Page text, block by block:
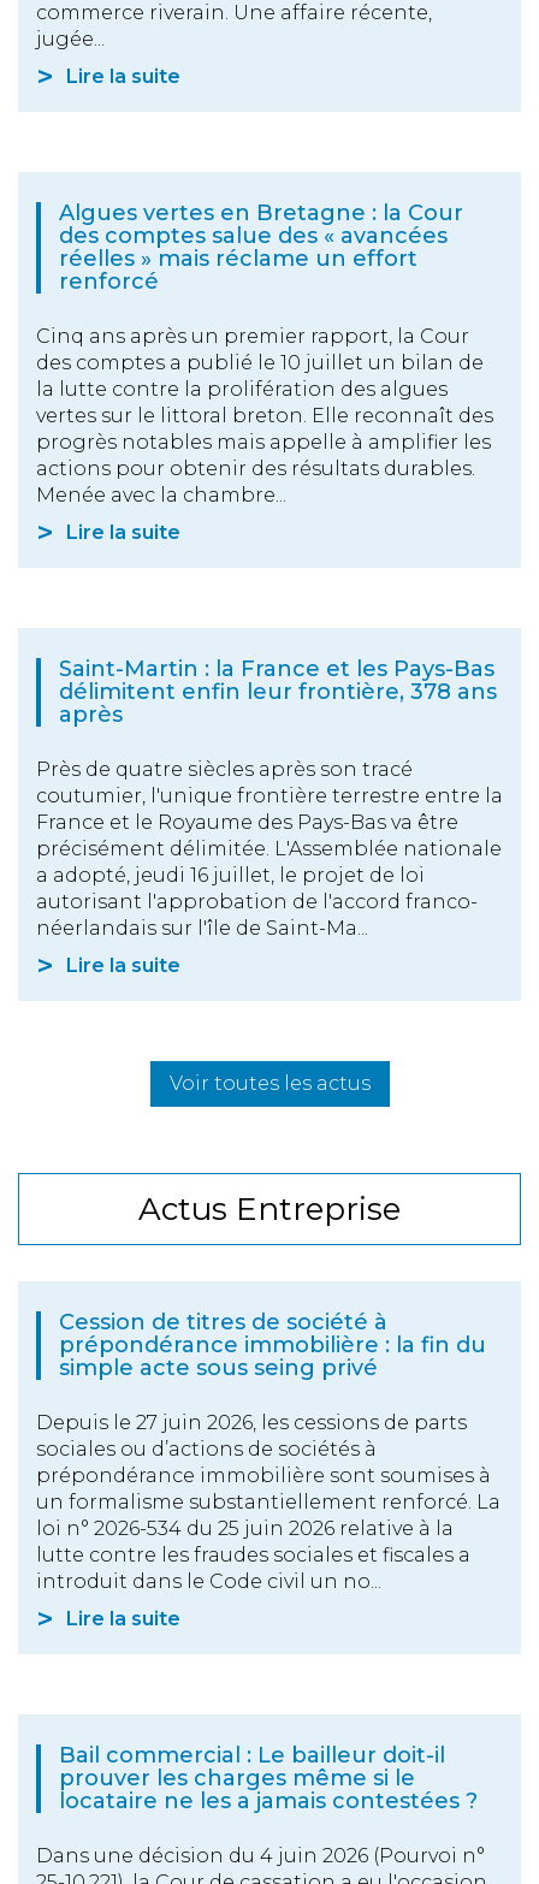
commerce riverain. Une affaire récente,
jugée...
Lire la suite
Algues vertes en Bretagne : la Cour
des comptes salue des « avancées
réelles » mais réclame un effort
renforcé
Cinq ans après un premier rapport, la Cour
des comptes a publié le 10 juillet un bilan de
la lutte contre la prolifération des algues
vertes sur le littoral breton. Elle reconnaît des
progrès notables mais appelle à amplifier les
actions pour obtenir des résultats durables.
Menée avec la chambre...
Lire la suite
Saint-Martin : la France et les Pays-Bas
délimitent enfin leur frontière, 378 ans
après
Près de quatre siècles après son tracé
coutumier, l'unique frontière terrestre entre la
France et le Royaume des Pays-Bas va être
précisément délimitée. L'Assemblée nationale
a adopté, jeudi 16 juillet, le projet de loi
autorisant l'approbation de l'accord franco-
néerlandais sur l'île de Saint-Ma...
Lire la suite
Voir toutes les actus
Actus Entreprise
Cession de titres de société à
prépondérance immobilière : la fin du
simple acte sous seing privé
Depuis le 27 juin 2026, les cessions de parts
sociales ou d’actions de sociétés à
prépondérance immobilière sont soumises à
un formalisme substantiellement renforcé. La
loi n° 2026-534 du 25 juin 2026 relative à la
lutte contre les fraudes sociales et fiscales a
introduit dans le Code civil un no...
Lire la suite
Bail commercial : Le bailleur doit-il
prouver les charges même si le
locataire ne les a jamais contestées ?
Dans une décision du 4 juin 2026 (Pourvoi n°